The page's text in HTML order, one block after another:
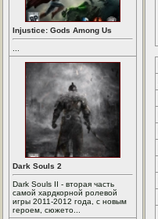
Injustice: Gods Among Us
Dark Souls 2
Dark Souls II - вторая часть
самой хардкорной ролевой
игры 2011-2012 года, с новым
героем, сюжето...